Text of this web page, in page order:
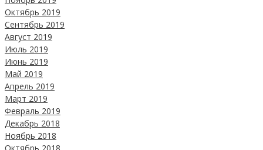
Октябрь 2019
Сентябрь 2019
Август 2019
Июль 2019
Июнь 2019
Май 2019
Апрель 2019
Март 2019
Февраль 2019
Декабрь 2018
Ноябрь 2018